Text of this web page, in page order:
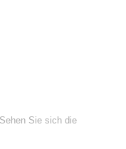
Sehen Sie sich die